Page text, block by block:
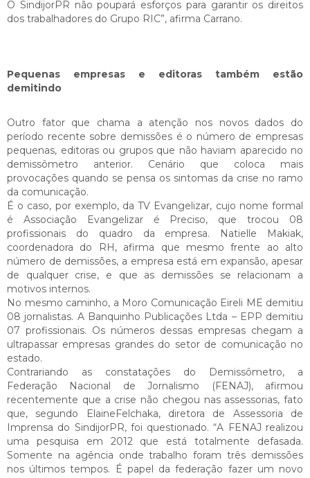
O SindijorPR não poupará esforços para garantir os direitos
dos trabalhadores do Grupo RIC”, afirma Carrano.
Pequenas empresas e editoras também estão
demitindo
Outro fator que chama a atenção nos novos dados do
período recente sobre demissões é o número de empresas
pequenas, editoras ou grupos que não haviam aparecido no
demissômetro anterior. Cenário que coloca mais
provocações quando se pensa os sintomas da crise no ramo
da comunicação.
É o caso, por exemplo, da TV Evangelizar, cujo nome formal
é Associação Evangelizar é Preciso, que trocou 08
profissionais do quadro da empresa. Natielle Makiak,
coordenadora do RH, afirma que mesmo frente ao alto
número de demissões, a empresa está em expansão, apesar
de qualquer crise, e que as demissões se relacionam a
motivos internos.
No mesmo caminho, a Moro Comunicação Eireli ME demitiu
08 jornalistas. A Banquinho Publicações Ltda – EPP demitiu
07 profissionais. Os números dessas empresas chegam a
ultrapassar empresas grandes do setor de comunicação no
estado.
Contrariando as constatações do Demissômetro, a
Federação Nacional de Jornalismo (FENAJ), afirmou
recentemente que a crise não chegou nas assessorias, fato
que, segundo ElaineFelchaka, diretora de Assessoria de
Imprensa do SindijorPR, foi questionado. “A FENAJ realizou
uma pesquisa em 2012 que está totalmente defasada.
Somente na agência onde trabalho foram três demissões
nos últimos tempos. É papel da federação fazer um novo